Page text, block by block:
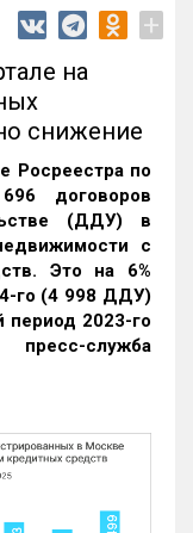
+
на
снижение
Росреестра по
договоров
(ДДУ) в
с
Это на 6%
го (4 998 ДДУ)
период 2023-го
пресс-служба